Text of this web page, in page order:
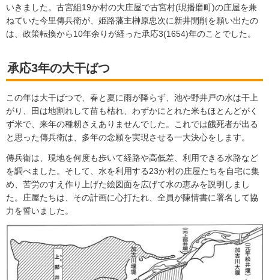
いきました。古宮組19か村の大庄屋で古宮村(現播磨町)の庄屋を兼
ねていた今里傳兵衛が、姫路藩主榊原忠次に新井開削を願い出たの
は、政策転換から10年余りが経った承応3(1654)年のことでした。
承応3年の大干ばつ
この年は大干ばつで、春と夏に雨が降らず、池や野井戸の水は干上
がり、田は地割れして苗も枯れ、わずかにとれた米もほとんどがく
ず米で、来年の種籾さえありませんでした。これでは餓死者が出る
と思った傳兵衛は、多年の念願を実現させる一大決心をします。
傳兵衛は、現地を何度も歩いて経路や高低差、利用できる水路など
を調べました。そして、水を利用する23か村の庄屋たちを自宅に集
め、苦労のすえ作り上げた絵図面を広げて水の恵みを説明しまし
た。庄屋たちは、その計画に心打たれ、全員が陳情書に署名して協
力を誓いました。